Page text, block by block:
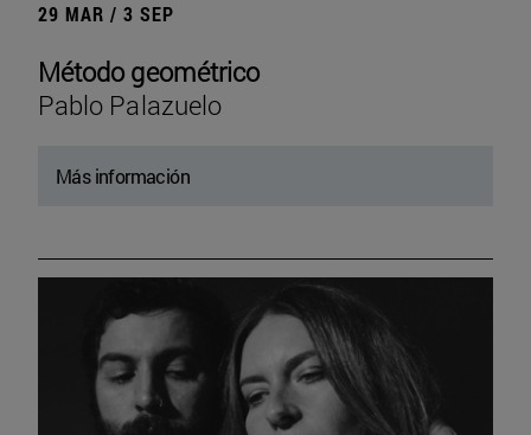
29 MAR / 3 SEP
Método geométrico
Pablo Palazuelo
Más información